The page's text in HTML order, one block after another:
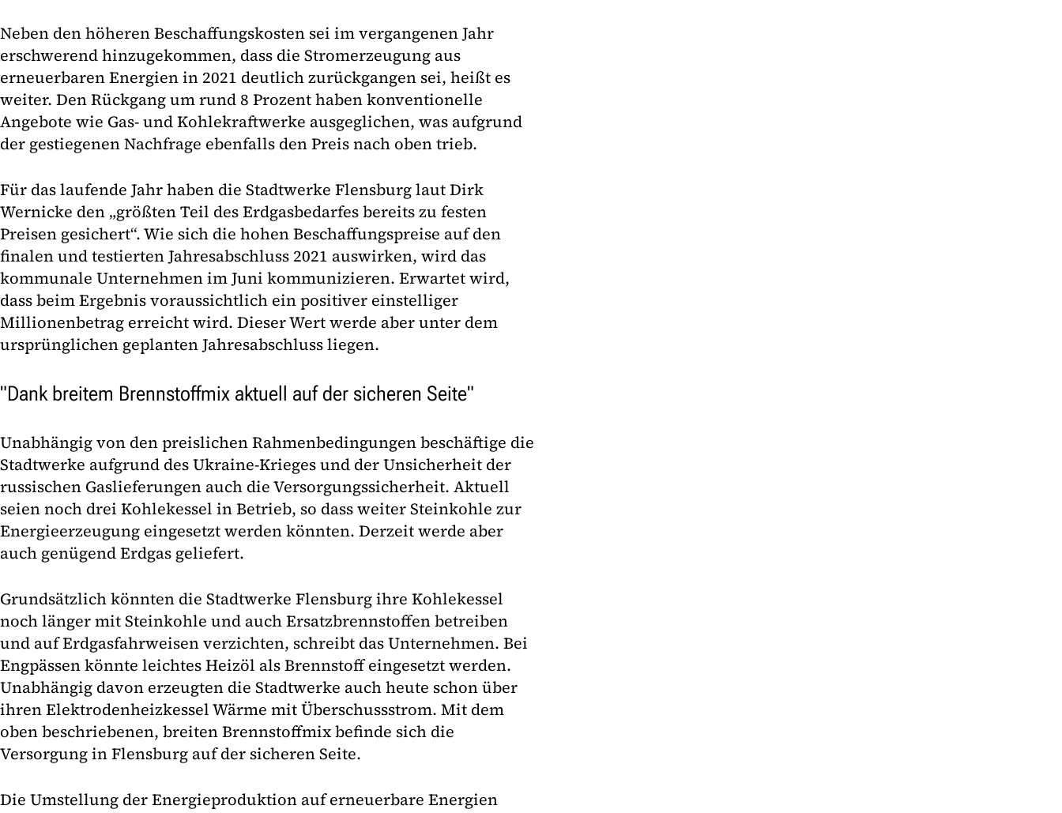
Neben den höheren Beschaffungskosten sei im vergangenen Jahr
erschwerend hinzugekommen, dass die Stromerzeugung aus
erneuerbaren Energien in 2021 deutlich zurückgangen sei, heißt es
weiter. Den Rückgang um rund 8 Prozent haben konventionelle
Angebote wie Gas- und Kohlekraftwerke ausgeglichen, was aufgrund
der gestiegenen Nachfrage ebenfalls den Preis nach oben trieb.
Für das laufende Jahr haben die Stadtwerke Flensburg laut Dirk
Wernicke den „größten Teil des Erdgasbedarfes bereits zu festen
Preisen gesichert“. Wie sich die hohen Beschaffungspreise auf den
finalen und testierten Jahresabschluss 2021 auswirken, wird das
kommunale Unternehmen im Juni kommunizieren. Erwartet wird,
dass beim Ergebnis voraussichtlich ein positiver einstelliger
Millionenbetrag erreicht wird. Dieser Wert werde aber unter dem
ursprünglichen geplanten Jahresabschluss liegen.
"Dank breitem Brennstoffmix aktuell auf der sicheren Seite"
Unabhängig von den preislichen Rahmenbedingungen beschäftige die
Stadtwerke aufgrund des Ukraine-Krieges und der Unsicherheit der
russischen Gaslieferungen auch die Versorgungssicherheit. Aktuell
seien noch drei Kohlekessel in Betrieb, so dass weiter Steinkohle zur
Energieerzeugung eingesetzt werden könnten. Derzeit werde aber
auch genügend Erdgas geliefert.
Grundsätzlich könnten die Stadtwerke Flensburg ihre Kohlekessel
noch länger mit Steinkohle und auch Ersatzbrennstoffen betreiben
und auf Erdgasfahrweisen verzichten, schreibt das Unternehmen. Bei
Engpässen könnte leichtes Heizöl als Brennstoff eingesetzt werden.
Unabhängig davon erzeugten die Stadtwerke auch heute schon über
ihren Elektrodenheizkessel Wärme mit Überschussstrom. Mit dem
oben beschriebenen, breiten Brennstoffmix befinde sich die
Versorgung in Flensburg auf der sicheren Seite.
Die Umstellung der Energieproduktion auf erneuerbare Energien